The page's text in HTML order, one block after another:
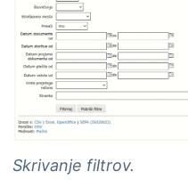
Skrivanje filtrov.